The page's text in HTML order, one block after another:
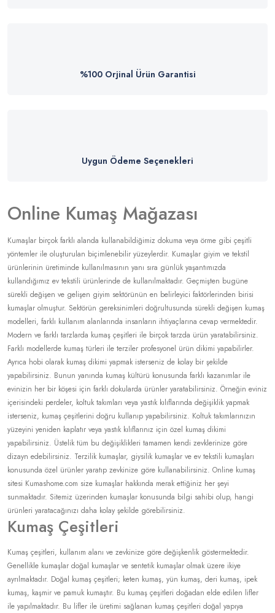
%100 Orjinal Ürün Garantisi
Uygun Ödeme Seçenekleri
Online Kumaş Mağazası
Kumaşlar birçok farklı alanda kullanabildiğimiz dokuma veya örme gibi çeşitli
yöntemler ile oluşturulan biçimlenebilir yüzeylerdir. Kumaşlar giyim ve tekstil
ürünlerinin üretiminde kullanılmasının yanı sıra günlük yaşantımızda
kullandığımız ev tekstili ürünlerinde de kullanılmaktadır. Geçmişten bugüne
sürekli değişen ve gelişen giyim sektörünün en belirleyici faktörlerinden birisi
kumaşlar olmuştur. Sektörün gereksinimleri doğrultusunda sürekli değişen kumaş
modelleri, farklı kullanım alanlarında insanların ihtiyaçlarına cevap vermektedir.
Modern ve farklı tarzlarda kumaş çeşitleri ile birçok tarzda ürün yaratabilirsiniz.
Farklı modellerde kumaş türleri ile terziler profesyonel ürün dikimi yapabilirler.
Ayrıca hobi olarak kumaş dikimi yapmak isterseniz de kolay bir şekilde
yapabilirsiniz. Bunun yanında kumaş kültürü konusunda farklı kazanımlar ile
evinizin her bir köşesi için farklı dokularda ürünler yaratabilirsiniz. Örneğin eviniz
içerisindeki perdeler, koltuk takımları veya yastık kılıflarında değişiklik yapmak
isterseniz, kumaş çeşitlerini doğru kullanıp yapabilirsiniz. Koltuk takımlarınızın
yüzeyini yeniden kaplatır veya yastık kılıflarınız için özel kumaş dikimi
yapabilirsiniz. Üstelik tüm bu değişiklikleri tamamen kendi zevklerinize göre
dizayn edebilirsiniz. Terzilik kumaşlar, giysilik kumaşlar ve ev tekstili kumaşları
konusunda özel ürünler yaratıp zevkinize göre kullanabilirsiniz. Online kumaş
sitesi Kumashome.com size kumaşlar hakkında merak ettiğiniz her şeyi
sunmaktadır. Sitemiz üzerinden kumaşlar konusunda bilgi sahibi olup, hangi
ürünleri yaratacağınızı daha kolay şekilde görebilirsiniz.
Kumaş Çeşitleri
Kumaş çeşitleri, kullanım alanı ve zevkinize göre değişkenlik göstermektedir.
Genellikle kumaşlar doğal kumaşlar ve sentetik kumaşlar olmak üzere ikiye
ayrılmaktadır. Doğal kumaş çeşitleri; keten kumaş, yün kumaş, deri kumaş, ipek
kumaş, kaşmir ve pamuk kumaştır. Bu kumaş çeşitleri doğadan elde edilen lifler
ile yapılmaktadır. Bu lifler ile üretimi sağlanan kumaş çeşitleri doğal yapıya